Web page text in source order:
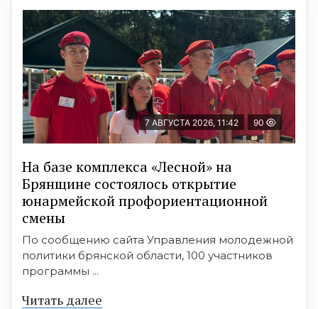
7 АВГУСТА 2026, 11:42 90
На базе комплекса «Лесной» на
Брянщине состоялось открытие
юнармейской профориентационной
смены
По сообщению сайта Управления молодежной
политики брянской области, 100 участников
программы ...
Читать далее